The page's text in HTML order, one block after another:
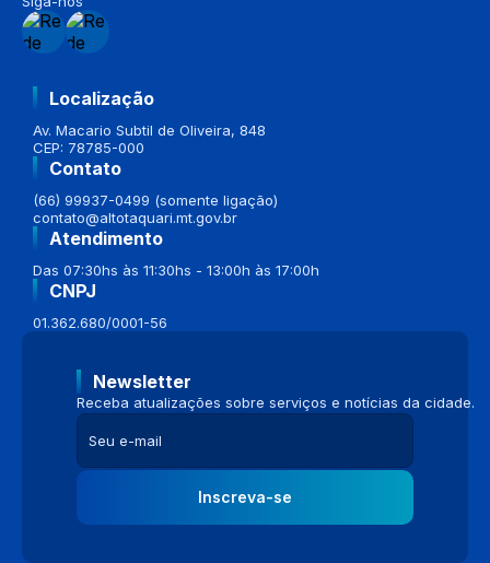
Localização
Av. Macario Subtil de Oliveira, 848
CEP: 78785-000
Contato
(66) 99937-0499 (somente ligação)
contato@altotaquari.mt.gov.br
Atendimento
Das 07:30hs às 11:30hs - 13:00h às 17:00h
CNPJ
01.362.680/0001-56
Newsletter
Receba atualizações sobre serviços e notícias da cidade.
Inscreva-se